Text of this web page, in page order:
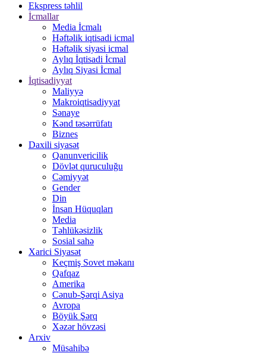
Ekspress təhlil
İcmallar
Media İcmalı
Həftəlik iqtisadi icmal
Həftəlik siyasi icmal
Aylıq İqtisadi İcmal
Aylıq Siyasi İcmal
İqtisadiyyat
Maliyyə
Makroiqtisadiyyat
Sənaye
Kənd təsərrüfatı
Biznes
Daxili siyasət
Qanunvericilik
Dövlət quruculuğu
Cəmiyyət
Gender
Din
İnsan Hüquqları
Media
Təhlükəsizlik
Sosial sahə
Xarici Siyasət
Keçmiş Sovet məkanı
Qafqaz
Amerika
Cənub-Şərqi Asiya
Avropa
Böyük Şərq
Xəzər hövzəsi
Arxiv
Müsahibə